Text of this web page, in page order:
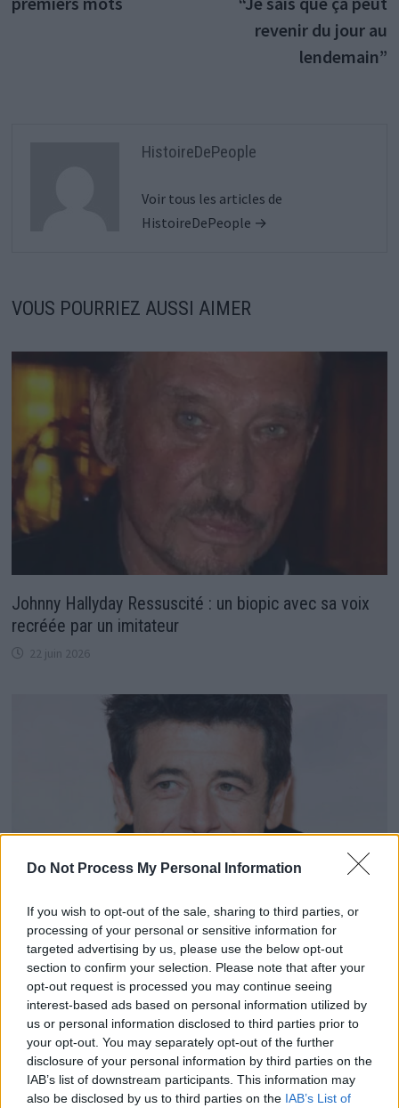
Do Not Process My Personal Information
If you wish to opt-out of the sale, sharing to third parties, or
processing of your personal or sensitive information for
targeted advertising by us, please use the below opt-out
section to confirm your selection. Please note that after your
opt-out request is processed you may continue seeing
interest-based ads based on personal information utilized by
us or personal information disclosed to third parties prior to
your opt-out. You may separately opt-out of the further
disclosure of your personal information by third parties on the
IAB’s list of downstream participants. This information may
also be disclosed by us to third parties on the IAB’s List of
revenir du jour au
lendemain”
HistoireDePeople
Voir tous les articles de
HistoireDePeople →
VOUS POURRIEZ AUSSI AIMER
Johnny Hallyday Ressuscité : un biopic avec sa voix
recréée par un imitateur
22 juin 2026
Patrick Bruel : sa compagne Clémence, son ex
Amanda Sthers, ses fils Léon et Oscar… Ces piliers
sur lesquels il peut compter
12 juin 2026